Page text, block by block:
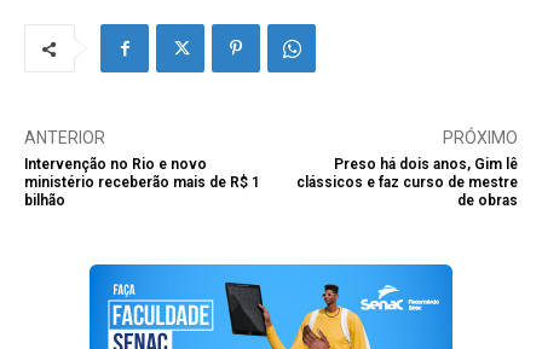
ANTERIOR
Intervenção no Rio e novo
ministério receberão mais de R$ 1
bilhão
PRÓXIMO
Preso há dois anos, Gim lê
clássicos e faz curso de mestre
de obras